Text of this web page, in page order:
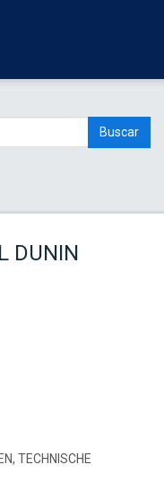
Buscar
DUNIN
TECHNISCHE